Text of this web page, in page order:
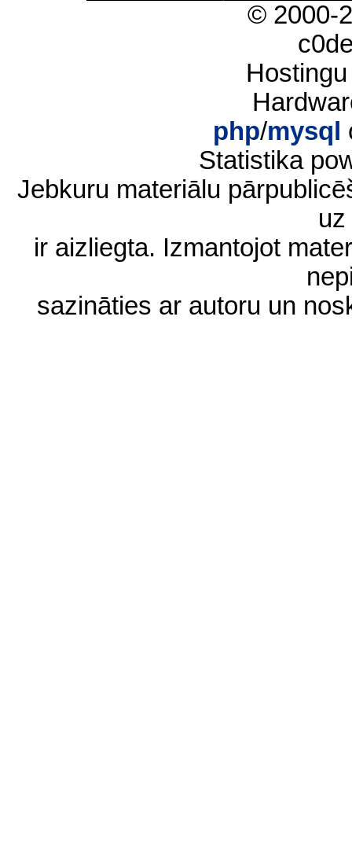
© 2000-
php/mysql
Statistika
Jebkuru materiālu
ir aizliegta. Izmantojot
sazināties ar autoru un